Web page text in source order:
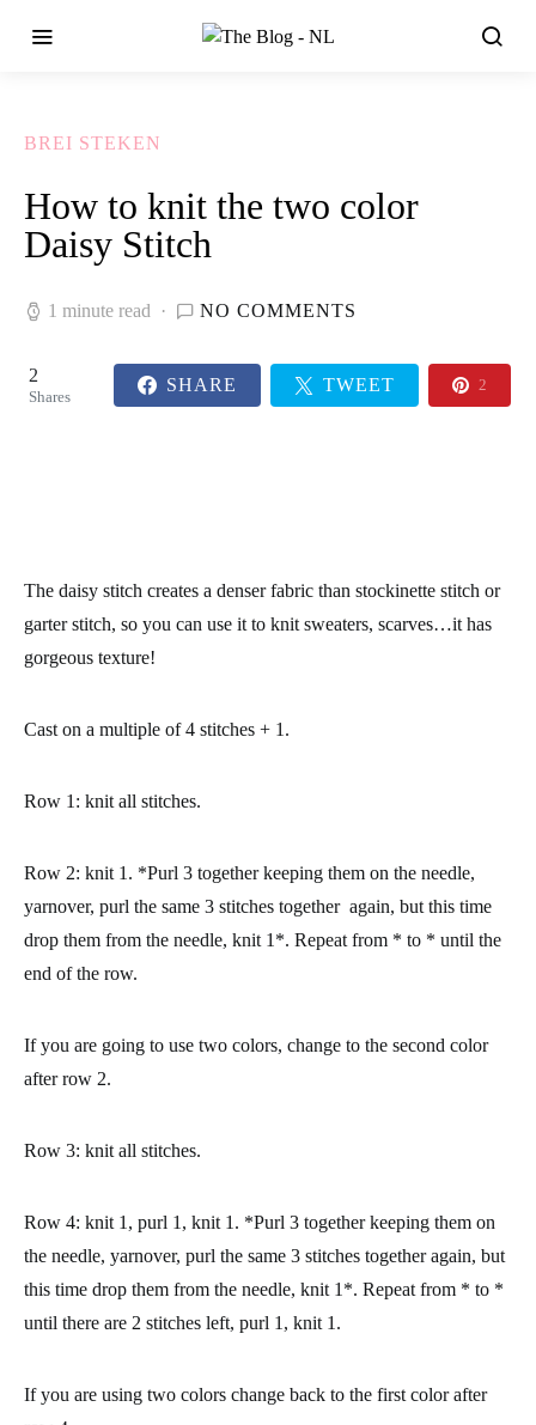
BREI STEKEN
How to knit the two color
Daisy Stitch
1 minute read NO COMMENTS
2
Shares
SHARE TWEET 2
The daisy stitch creates a denser fabric than stockinette stitch or
garter stitch, so you can use it to knit sweaters, scarves…it has
gorgeous texture!
Cast on a multiple of 4 stitches + 1.
Row 1: knit all stitches.
Row 2: knit 1. *Purl 3 together keeping them on the needle,
yarnover, purl the same 3 stitches together again, but this time
drop them from the needle, knit 1*. Repeat from * to * until the
end of the row.
If you are going to use two colors, change to the second color
after row 2.
Row 3: knit all stitches.
Row 4: knit 1, purl 1, knit 1. *Purl 3 together keeping them on
the needle, yarnover, purl the same 3 stitches together again, but
this time drop them from the needle, knit 1*. Repeat from * to *
until there are 2 stitches left, purl 1, knit 1.
If you are using two colors change back to the first color after